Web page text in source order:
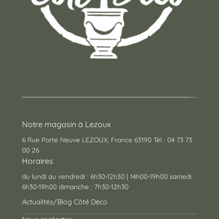
Notre magasin à Lezoux
6 Rue Porte Neuve LEZOUX, France 63190 Tél : 04 73 73
00 26
Horaires
du lundi au vendredi : 6h30-12h30 | 14h00-19h00 samedi :
6h30-19h00 dimanche : 7h30-12h30
Actualités/Blog Côté Déco